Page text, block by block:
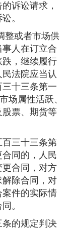
诉讼请求，
。
或者市场供
人在订立合
跌，继续履行
法院应当认
十三条第一
场属性活跃、
票、期货等
三十三条第
同的，人民
合同，对方
除合同，对
件的实际情
。
的规定判决